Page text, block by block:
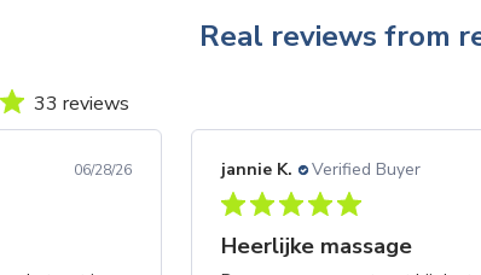
Real reviews from
33 reviews
06/28/26 jannie K. Verified Buyer
Heerlijke massage